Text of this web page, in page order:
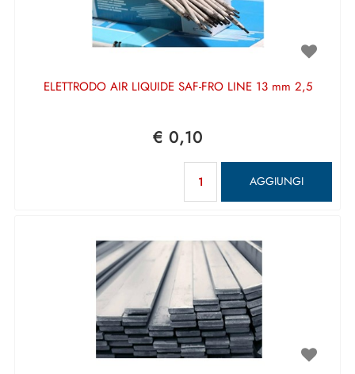
ELETTRODO AIR LIQUIDE SAF-FRO LINE 13 mm 2,5
€ 0,10
AGGIUNGI